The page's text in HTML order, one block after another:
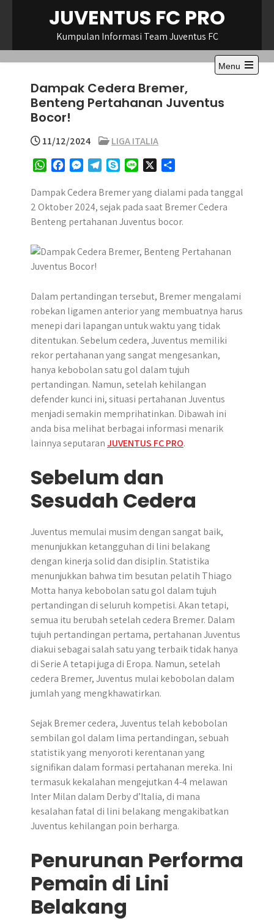
JUVENTUS FC PRO
Kumpulan Informasi Team Juventus FC
Menu
Open
Dampak Cedera Bremer,
Benteng Pertahanan Juventus
Bocor!
11/12/2024
LIGA ITALIA
W
a
t
s
p
c
e
b
k
s
s
e
e
r
l
e
g
m
y
p
e
n
e
a
r
e
Dampak Cedera Bremer yang dialami pada tanggal
2 Oktober 2024, sejak pada saat Bremer Cedera
Benteng pertahanan Juventus bocor.
Dalam pertandingan tersebut, Bremer mengalami
robekan ligamen anterior yang membuatnya harus
menepi dari lapangan untuk waktu yang tidak
ditentukan. Sebelum cedera, Juventus memiliki
rekor pertahanan yang sangat mengesankan,
hanya kebobolan satu gol dalam tujuh
pertandingan. Namun, setelah kehilangan
defender kunci ini, situasi pertahanan Juventus
menjadi semakin memprihatinkan. Dibawah ini
anda bisa melihat berbagai informasi menarik
lainnya seputaranJUVENTUS FC PRO.
Sebelum dan
Sesudah Cedera
Juventus memulai musim dengan sangat baik,
menunjukkan ketangguhan di lini belakang
dengan kinerja solid dan disiplin. Statistika
menunjukkan bahwa tim besutan pelatih Thiago
Motta hanya kebobolan satu gol dalam tujuh
pertandingan di seluruh kompetisi. Akan tetapi,
semua itu berubah setelah cedera Bremer. Dalam
tujuh pertandingan pertama, pertahanan Juventus
diakui sebagai salah satu yang terbaik tidak hanya
di Serie A tetapi juga di Eropa. Namun, setelah
cedera Bremer, Juventus mulai kebobolan dalam
jumlah yang mengkhawatirkan.
Sejak Bremer cedera, Juventus telah kebobolan
sembilan gol dalam lima pertandingan, sebuah
statistik yang menyoroti kerentanan yang
signifikan dalam formasi pertahanan mereka. Ini
termasuk kekalahan mengejutkan 4-4 melawan
Inter Milan dalam Derby d’Italia, di mana
kesalahan fatal di lini belakang mengakibatkan
Juventus kehilangan poin berharga.
Penurunan Performa
Pemain di Lini
Belakang